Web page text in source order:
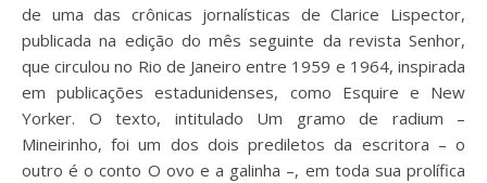
de uma das crônicas jornalísticas de Clarice Lispector,
publicada na edição do mês seguinte da revista Senhor,
que circulou no Rio de Janeiro entre 1959 e 1964, inspirada
em publicações estadunidenses, como Esquire e New
Yorker. O texto, intitulado Um gramo de radium –
Mineirinho, foi um dos dois prediletos da escritora – o
outro é o conto O ovo e a galinha –, em toda sua prolífica